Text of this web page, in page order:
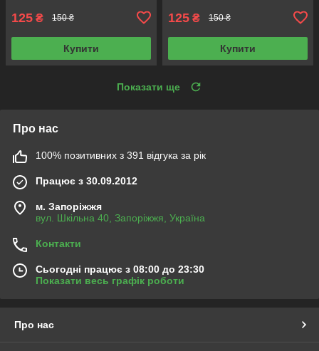
125 ₴ 150 ₴
Купити
125 ₴ 150 ₴
Купити
Показати ще
Про нас
100% позитивних з 391 відгука за рік
Працює з 30.09.2012
м. Запоріжжя
вул. Шкільна 40, Запоріжжя, Україна
Контакти
Сьогодні працює з 08:00 до 23:30
Показати весь графік роботи
Про нас